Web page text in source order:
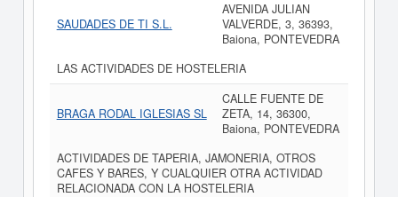
SAUDADES DE TI S.L.
AVENIDA JULIAN
VALVERDE, 3, 36393,
Baiona, PONTEVEDRA
LAS ACTIVIDADES DE HOSTELERIA
BRAGA RODAL IGLESIAS SL
CALLE FUENTE DE
ZETA, 14, 36300,
Baiona, PONTEVEDRA
ACTIVIDADES DE TAPERIA, JAMONERIA, OTROS
CAFES Y BARES, Y CUALQUIER OTRA ACTIVIDAD
RELACIONADA CON LA HOSTELERIA